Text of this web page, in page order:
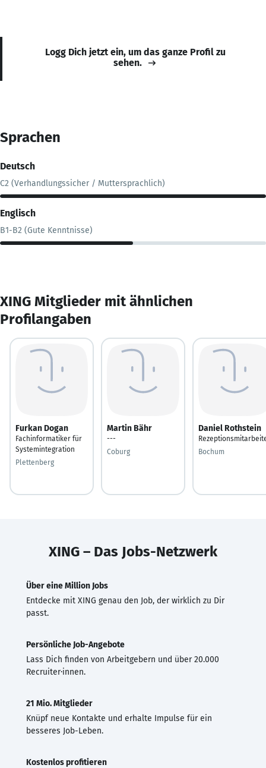
Logg Dich jetzt ein, um das ganze Profil zu
sehen.
Sprachen
Deutsch
C2 (Verhandlungssicher / Muttersprachlich)
Englisch
B1-B2 (Gute Kenntnisse)
XING Mitglieder mit ähnlichen
Profilangaben
Furkan Dogan
Fachinformatiker für
Systemintegration
Plettenberg
Martin Bähr
---
Coburg
Daniel Rothstein
Bochum
XING – Das Jobs-Netzwerk
Über eine Million Jobs
Entdecke mit XING genau den Job, der wirklich zu Dir
passt.
Persönliche Job-Angebote
Lass Dich finden von Arbeitgebern und über 20.000
Recruiter·innen.
21 Mio. Mitglieder
Knüpf neue Kontakte und erhalte Impulse für ein
besseres Job-Leben.
Kostenlos profitieren